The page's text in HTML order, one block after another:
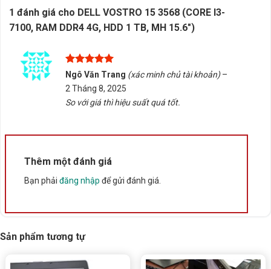
Thông số kỹ thuật
Xuất xứ Trung Quốc
1 đánh giá cho DELL VOSTRO 15 3568 (CORE I3-
7100, RAM DDR4 4G, HDD 1 TB, MH 15.6″)
Được xếp
hạng
sao
Ngô Văn Trang (xác minh chủ tài khoản) –
2 Tháng 8, 2025
So với giá thì hiệu suất quá tốt.
Thêm một đánh giá
Bạn phải đăng nhập để gửi đánh giá.
Sản phẩm tương tự